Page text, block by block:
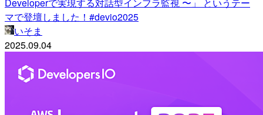
Developerで実現する対話型インフラ監視 〜」 というテー
マで登壇しました！#devio2025
いそま
2025.09.04